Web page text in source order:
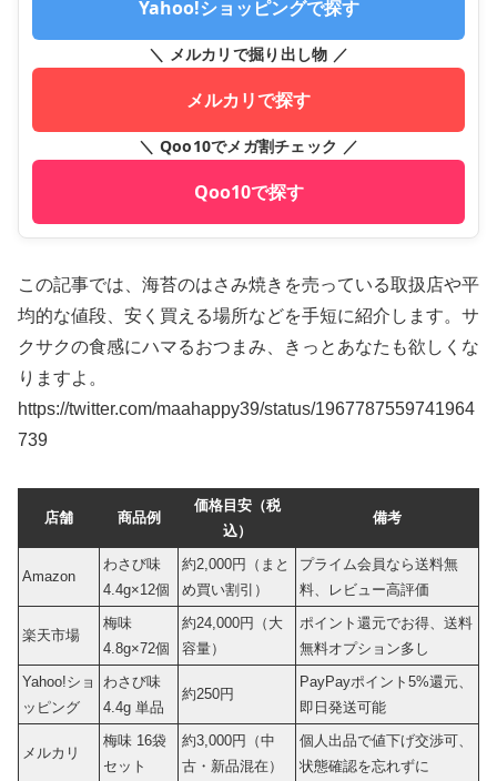
Yahoo!ショッピングで探す
＼ メルカリで掘り出し物 ／
メルカリで探す
＼ Qoo10でメガ割チェック ／
Qoo10で探す
この記事では、海苔のはさみ焼きを売っている取扱店や平
均的な値段、安く買える場所などを手短に紹介します。サ
クサクの食感にハマるおつまみ、きっとあなたも欲しくな
りますよ。
https://twitter.com/maahappy39/status/1967787559741964
739
店舗 商品例
価格目安（税
込）
備考
Amazon
わさび味
4.4g×12個
約2,000円（まと
め買い割引）
プライム会員なら送料無
料、レビュー高評価
楽天市場
梅味
4.8g×72個
約24,000円（大
容量）
ポイント還元でお得、送料
無料オプション多し
Yahoo!ショ
ッピング
わさび味
4.4g 単品
約250円
PayPayポイント5%還元、
即日発送可能
メルカリ
梅味 16袋
セット
約3,000円（中
古・新品混在）
個人出品で値下げ交渉可、
状態確認を忘れずに